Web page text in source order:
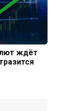
ждёт